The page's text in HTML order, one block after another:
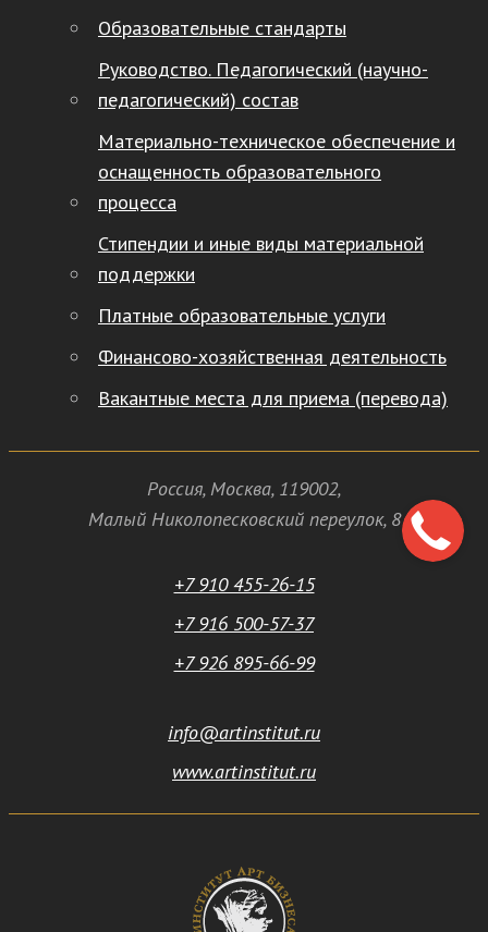
Образовательные стандарты
Руководство. Педагогический (научно-
педагогический) состав
Материально-техническое обеспечение и
оснащенность образовательного
процесса
Стипендии и иные виды материальной
поддержки
Платные образовательные услуги
Финансово-хозяйственная деятельность
Вакантные места для приема (перевода)
Россия, Москва, 119002,
Малый Николопесковский переулок,8
+7 910 455-26-15
+7 916 500-57-37
+7 926 895-66-99
info@artinstitut.ru
www.artinstitut.ru